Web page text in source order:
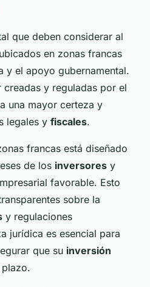
que deben considerar al
en zonas francas
y el apoyo gubernamental.
creadas y reguladas por el
una mayor certeza y
legales y fiscales.
francas está diseñado
de los inversores y
favorable. Esto
sobre la
y regulaciones
jurídica es esencial para
que su inversión